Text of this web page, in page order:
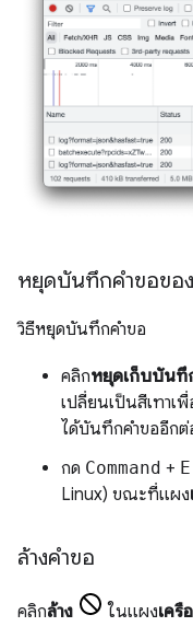
หยุดบันทึกคำขอของ
วิธีหยุดบันทึกคำขอ
คลิกหยุดเก็บบันทึ
เปลี่ยนเป็นสีเทาเ
ได้บันทึกคำขออีกต่
กด Command + E
Linux) ขณะที่แผง
ล้างคำขอ
คลิกล้าง ในแผงเครื